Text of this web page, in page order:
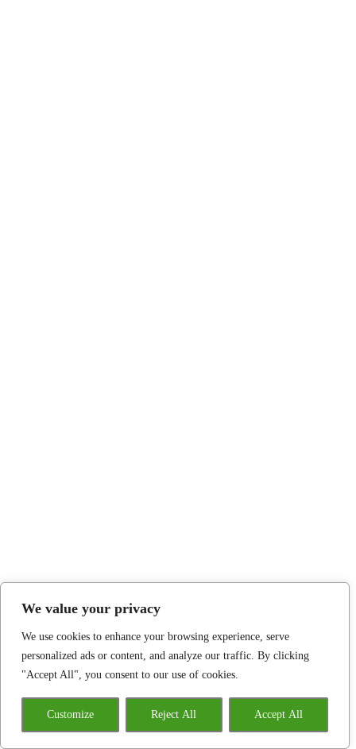
We value your privacy
We use cookies to enhance your browsing experience, serve
personalized ads or content, and analyze our traffic. By clicking
"Accept All", you consent to our use of cookies.
Customize Reject All Accept All